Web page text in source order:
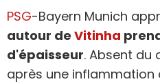
PSG-Bayern Munich
autour de Vitinha
d'épaisseur. Absent du
après une inflammation